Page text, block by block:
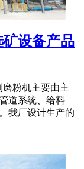
设备产品
粉机主要由主
道系统、给料
我厂设计生产的